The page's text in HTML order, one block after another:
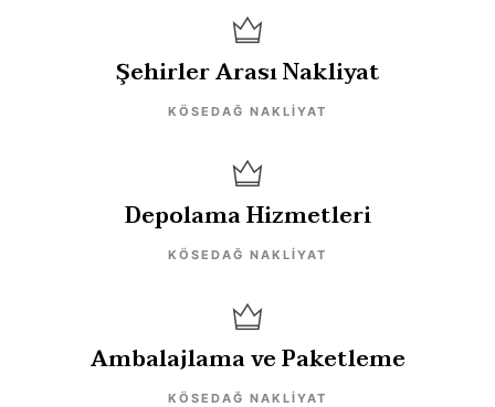
Şehirler Arası Nakliyat
KÖSEDAĞ NAKLIYAT
Depolama Hizmetleri
KÖSEDAĞ NAKLIYAT
Ambalajlama ve Paketleme
KÖSEDAĞ NAKLIYAT